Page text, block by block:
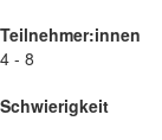
Teilnehmer:innen
4 - 8
Schwierigkeit